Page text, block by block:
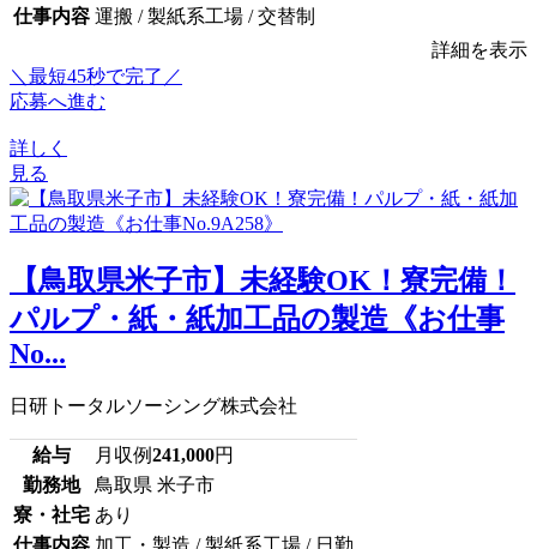
仕事内容 運搬 / 製紙系工場 / 交替制
詳細を表示
＼最短45秒で完了／
応募へ進む
詳しく
見る
【鳥取県米子市】未経験OK！寮完備！
パルプ・紙・紙加工品の製造《お仕事
No...
日研トータルソーシング株式会社
給与 月収例241,000円
勤務地
鳥取県 米子市
寮・社宅 あり
仕事内容 加工・製造 / 製紙系工場 / 日勤